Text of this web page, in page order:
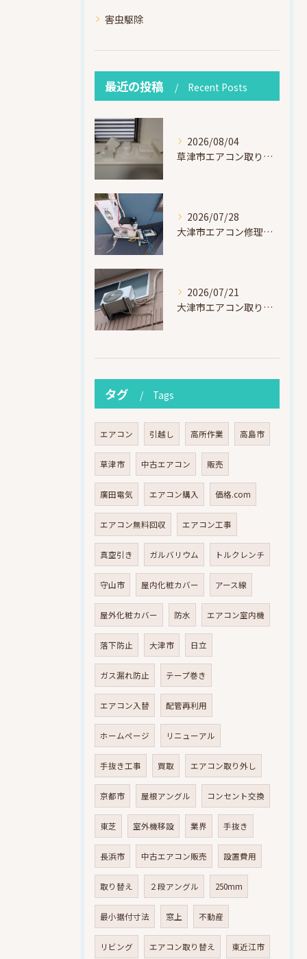
害虫駆除
最近の投稿 Recent Posts
2026/08/04
草津市エアコン取り付け｜お客様取り外し済・化粧カバー再利用（ダイキン S225ATES・アウルコート草津）
2026/07/28
大津市エアコン修理｜冷媒漏れを特定！高所作業で東芝RAS-F221ARTを修理・ガスチャージ
2026/07/21
大津市エアコン取り付け｜他社で断られたマンション3階の壁面アングル高所作業（ハイセンス HA-J22H-W・プレジーオビワコ）
タグ Tags
エアコン 引越し 高所作業 高島市
草津市 中古エアコン 販売
廣田電気 エアコン購入 価格.com
エアコン無料回収 エアコン工事
真空引き ガルバリウム トルクレンチ
守山市 屋内化粧カバー アース線
屋外化粧カバー 防水 エアコン室内機
落下防止 大津市 日立
ガス漏れ防止 テープ巻き
エアコン入替 配管再利用
ホームページ リニューアル
手抜き工事 買取 エアコン取り外し
京都市 屋根アングル コンセント交換
東芝 室外機移設 業界 手抜き
長浜市 中古エアコン販売 設置費用
取り替え ２段アングル 250mm
最小据付寸法 窓上 不動産
リビング エアコン取り替え 東近江市